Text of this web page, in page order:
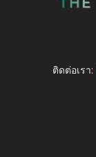
ติดต่อเรา: